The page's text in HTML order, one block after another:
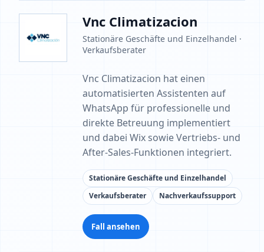
Vnc Climatizacion
Stationäre Geschäfte und Einzelhandel ·
Verkaufsberater
Vnc Climatizacion hat einen
automatisierten Assistenten auf
WhatsApp für professionelle und
direkte Betreuung implementiert
und dabei Wix sowie Vertriebs- und
After-Sales-Funktionen integriert.
Stationäre Geschäfte und Einzelhandel
Verkaufsberater
Nachverkaufssupport
Fall ansehen